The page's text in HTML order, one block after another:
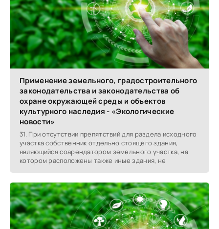
Применение земельного, градостроительного
законодательства и законодательства об
охране окружающей среды и объектов
культурного наследия - «Экологические
новости»
31. При отсутствии препятствий для раздела исходного
участка собственник отдельно стоящего здания,
являющийся соарендатором земельного участка, на
котором расположены также иные здания, не